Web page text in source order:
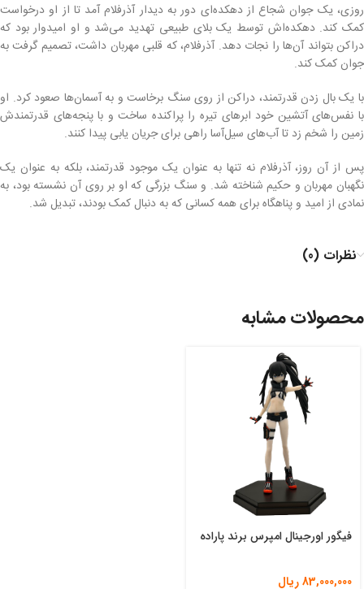
روزی، یک جوان شجاع از دهکده‌ای دور به دیدار آذرفلام آمد تا از او درخواست
کمک کند. دهکده‌اش توسط یک بلای طبیعی تهدید می‌شد و او امیدوار بود که
دراکن بتواند آن‌ها را نجات دهد. آذرفلام، که قلبی مهربان داشت، تصمیم گرفت به
جوان کمک کند.
با یک بال زدن قدرتمند، دراکن از روی سنگ برخاست و به آسمان‌ها صعود کرد. او
با نفس‌های آتشین خود ابرهای تیره را پراکنده ساخت و با پنجه‌های قدرتمندش
زمین را شخم زد تا آب‌های سیل‌آسا راهی برای جریان یابی پیدا کنند.
پس از آن روز، آذرفلام نه تنها به عنوان یک موجود قدرتمند، بلکه به عنوان یک
نگهبان مهربان و حکیم شناخته شد. و سنگ بزرگی که او بر روی آن نشسته بود، به
نمادی از امید و پناهگاه برای همه کسانی که به دنبال کمک بودند، تبدیل شد.
نظرات (0)
محصولات مشابه
فیگور اورجینال امپرس برند پاراده
83,000,000ریال